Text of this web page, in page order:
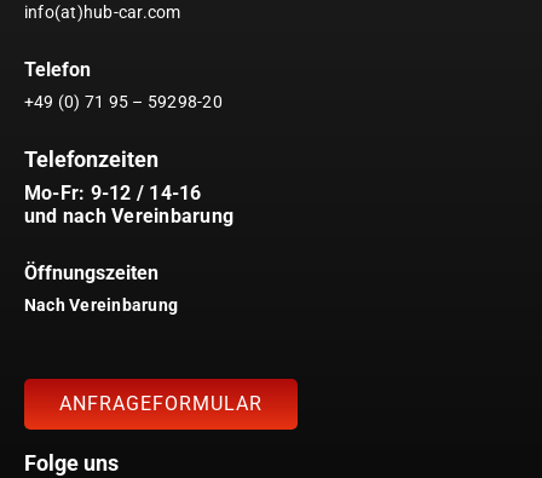
info(at)hub-car.com
Telefon
+49 (0) 71 95 – 59298-20
Telefonzeiten
Mo-Fr: 9-12 / 14-16
und nach Vereinbarung
Öffnungszeiten
Nach Vereinbarung
ANFRAGEFORMULAR
Folge uns